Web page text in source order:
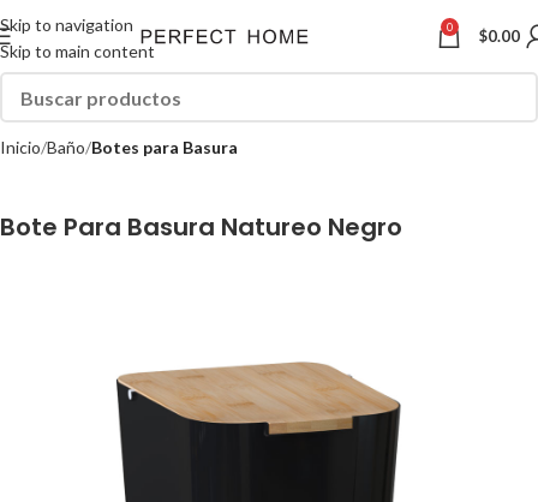
Skip to navigation
Skip to main content
0 $0.00
Inicio Baño Botes para Basura
Bote Para Basura Natureo Negro